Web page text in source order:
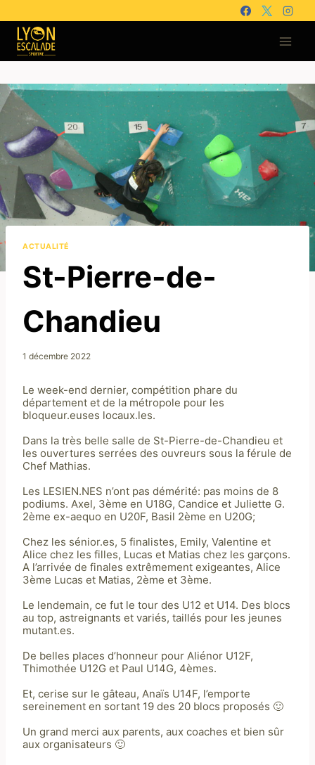
au
contenu
ACTUALITÉ
St-Pierre-de-
Chandieu
1 décembre 2022
Le week-end dernier, compétition phare du
département et de la métropole pour les
bloqueur.euses locaux.les.
Dans la très belle salle de St-Pierre-de-Chandieu et
les ouvertures serrées des ouvreurs sous la férule de
Chef Mathias.
Les LESIEN.NES n’ont pas démérité: pas moins de 8
podiums. Axel, 3ème en U18G, Candice et Juliette G.
2ème ex-aequo en U20F, Basil 2ème en U20G;
Chez les sénior.es, 5 finalistes, Emily, Valentine et
Alice chez les filles, Lucas et Matias chez les garçons.
A l’arrivée de finales extrêmement exigeantes, Alice
3ème Lucas et Matias, 2ème et 3ème.
Le lendemain, ce fut le tour des U12 et U14. Des blocs
au top, astreignants et variés, taillés pour les jeunes
mutant.es.
De belles places d’honneur pour Aliénor U12F,
Thimothée U12G et Paul U14G, 4èmes.
Et, cerise sur le gâteau, Anaïs U14F, l’emporte
sereinement en sortant 19 des 20 blocs proposés 🙂
Un grand merci aux parents, aux coaches et bien sûr
aux organisateurs 🙂